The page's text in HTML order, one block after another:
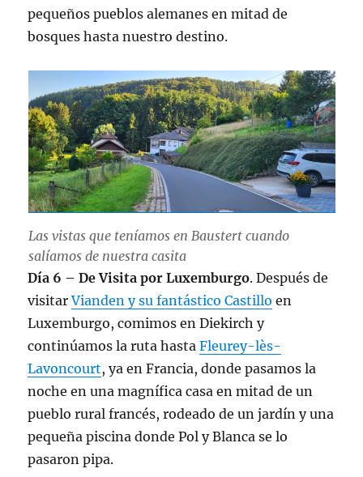
pequeños pueblos alemanes en mitad de
bosques hasta nuestro destino.
Las vistas que teníamos en Baustert cuando
salíamos de nuestra casita
Día 6 – De Visita por Luxemburgo. Después de
visitarVianden y su fantástico Castillo en
Luxemburgo, comimos en Diekirch y
continúamos la ruta hastaFleurey-lès-
Lavoncourt, ya en Francia, donde pasamos la
noche en una magnífica casa en mitad de un
pueblo rural francés, rodeado de un jardín y una
pequeña piscina donde Pol y Blanca se lo
pasaron pipa.